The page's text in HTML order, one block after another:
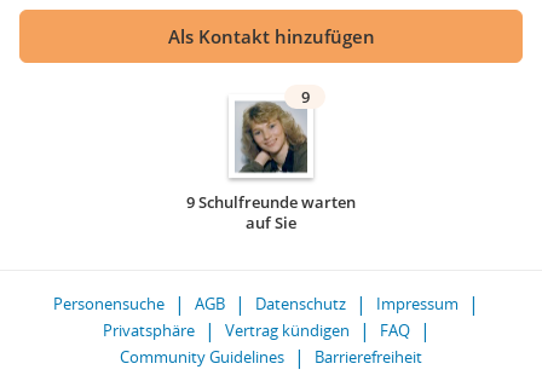
Als Kontakt hinzufügen
9
9 Schulfreunde warten
auf Sie
Personensuche AGB Datenschutz
Impressum
Privatsphäre
Vertrag kündigen
FAQ
Community Guidelines
Barrierefreiheit